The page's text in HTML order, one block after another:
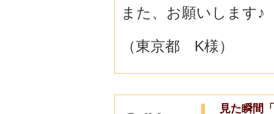
また、お願いします♪
（東京都 K様）
見た瞬間